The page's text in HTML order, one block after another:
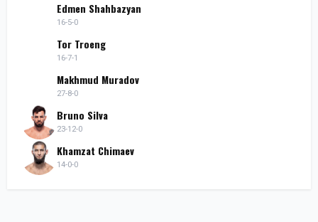
Edmen Shahbazyan
16-5-0
Tor Troeng
16-7-1
Makhmud Muradov
27-8-0
Bruno Silva
23-12-0
Khamzat Chimaev
14-0-0